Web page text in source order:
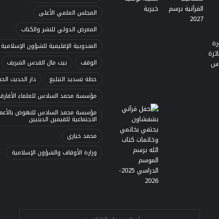
المجلس العلمي الأعلى
المعرض الدولي للنشر والكتاب
المندوبية الإقليمية للشؤون الإسلامية
الوقف
بيت مال القدس الشريف
خطة تسديد التبليغ
دار الحديث
مؤسسة محمد السادس للعلماء
مؤسسة محمد السادس للنهوض
الاجتماعية للقيمين الدينيين
محمد خياري
وزارة الأوقاف والشؤون الإسلامية